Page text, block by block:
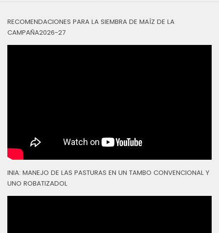
RECOMENDACIONES PARA LA SIEMBRA DE MAÍZ DE LA
CAMPAÑA2026-27
INIA: MANEJO DE LAS PASTURAS EN UN TAMBO CONVENCIONAL Y
UNO ROBATIZADOL